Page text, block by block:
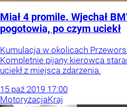
Miał 4 promile. Wjechał
pogotowia, po czym uciekł
Kumulacja w okolicach
Kompletnie pijany kierowca
uciekł z miejsca zdarzenia.
15 paź 2019 17:00
MotoryzacjaKraj